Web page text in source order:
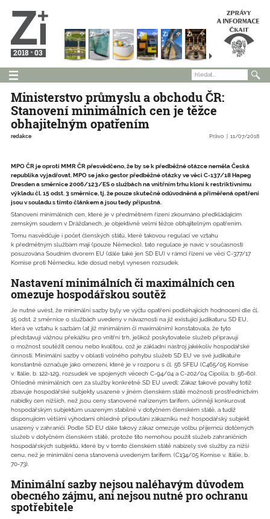
2018 03
Ministerstvo průmyslu a obchodu ČR:
Stanovení minimálních cen je těžce
obhajitelným opatřením
redakce 11/07/2018
Právo
MPO ČR je oproti MMR ČR přesvědčeno, že by se k předběžné otázce neměla Česká
republika vyjadřovat. MPO se jako gestor předběžné otázky ve věci C-137/18 Hapeg
Dresden a směrnice 2006/123/ES o službách na vnitřním trhu kloní k restriktivnímu
výkladu čl. 15 odst. 3 směrnice, tj. že pouze skutečně odůvodněná a přiměřená opatření
jsou v souladu s tímto článkem a jsou tedy přípustná.
Stanovení minimálních cen, které je v předmětném řízení zkoumáno předkládajícím
zemským soudem v Drážďanech, je objektivně velmi těžce obhajitelným opatřením.
Tomu nasvědčuje i počet členských států, které takovou regulaci ve vztahu
k předmětným službám mají (pouze Německo), tato regulace je navíc v současnosti
posuzována Soudním dvorem EU (dále také jen SD EU) v rámci řízení ve věci C-377/17
Komise proti Německu, kde dosud nebyl vynesen rozsudek.
Nastavení minimálních či maximálních cen
omezuje hospodářskou soutěž
Je nutné uvést, že minimální sazby byly ve výčtu opatření podléhajících hodnocení dle čl.
15 odst. 2 směrnice o službách uvedeny v návaznosti na již existující judikaturu SD EU,
která ve vztahu k sazbám (ať již minimálním či maximálním) konstatovala, že tyto
představují vážnou překážku pro vnitřní trh, jelikož poskytovatele služeb připravují
o možnost soutěžit cenou nebo kvalitou, což je základní nástroj jakékoliv hospodářské
činnosti. Minimální sazby v oblasti volného pohybu služeb SD EU ve své judikatuře
konstantně označuje jako omezení, které je v rozporu s čl. 56 SFEU (C465/05 Komise
v. Itálie, b. 122-129, rozsudek ve spojených věcech C-94/04 a C-202/04 Cipolla, b. 56-60).
Ohledně minimálních cen za služby konkrétně SD EU uvedl: Zákaz takové povahy totiž
zbavuje hospodářské subjekty usazené v jiném členském státě možnosti prostřednictvím
nabídky cen nižších, než jsou ceny stanovené nařízeným tarifem, účinněji konkurovat
hospodářským subjektům usazeným stabilně v dotyčném členském státě, a tudíž
disponujícím většími výhodami ohledně připoutání zákazníků než hospodářský subjekt
usazený v zahraničí. Podle SD EU dále takový zákaz omezuje volbu příjemců dotčených
služeb v dotyčném členském státě, protože tito nemohou použít služeb zahraničních
hospodářských subjektů, které by v tomto členském státě nabízely své služby za nižší
cenu, než je minimální cena stanovená uvedeným tarifem. (C134/05 Komise v. Itálie, b.
70-73).
Minimální sazby nejsou naléhavým důvodem
obecného zájmu, ani nejsou nutné pro ochranu
spotřebitele